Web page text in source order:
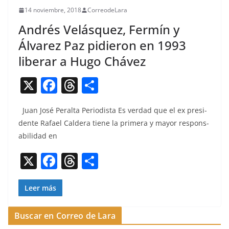
14 noviembre, 2018 CorreodeLara
Andrés Velásquez, Fermín y
Álvarez Paz pidieron en 1993
liberar a Hugo Chávez
X F
c
b
o
o
k
T
re
d
s
o
m
Juan José Per­al­ta Peri­odista Es ver­dad que el ex pres­i­
dente Rafael Caldera tiene la primera y may­or respon­s­
abil­i­dad en
X F
a
c
e
T
a p
Leer más
Buscar en Correo de Lara